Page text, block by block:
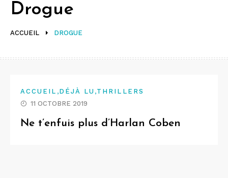
ACCUEIL DROGUE
Drogue
ACCUEIL ,DÉJÀ LU ,THRILLERS
11 OCTOBRE 2019
Ne t’enfuis plus d’Harlan Coben